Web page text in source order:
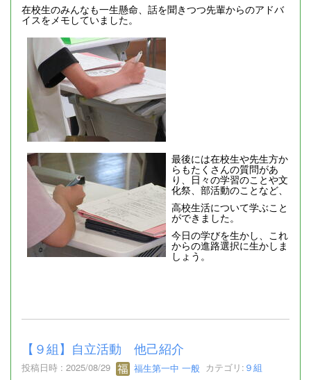
在校生のみんなも一生懸命、話を聞きつつ先輩からのアドバ
イスをメモしていました。
最後には在校生や先生方か
らもたくさんの質問があ
り、日々の学習のことや文
化祭、部活動のことなど、
高校生活について学ぶこと
ができました。
今日の学びを生かし、これ
からの進路選択に生かしま
しょう。
【９組】自立活動 他己紹介
投稿日時 : 2025/08/29 福生第一中 一般 カテゴリ: ９組